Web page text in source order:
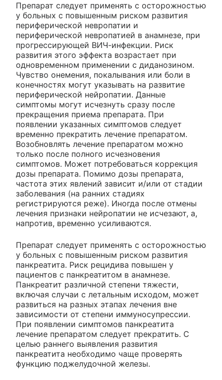
Препарат следует применять с осторожностью
у больных с повышенным риском развития
периферической невропатии и
периферической невропатией в анамнезе, при
прогрессирующей ВИЧ-инфекции. Риск
развития этого эффекта возрастает при
одновременном применении с диданозином.
Чувство онемения, покалывания или боли в
конечностях могут указывать на развитие
периферической нейропатии. Данные
симптомы могут исчезнуть сразу после
прекращения приема препарата. При
появлении указанных симптомов следует
временно прекратить лечение препаратом.
Возобновлять лечение препаратом можно
только после полного исчезновения
симптомов. Может потребоваться коррекция
дозы препарата. Помимо дозы препарата,
частота этих явлений зависит и/или от стадии
заболевания (на ранних стадиях
регистрируются реже). Иногда после отмены
лечения признаки нейропатии не исчезают, а,
напротив, временно усиливаются.
Препарат следует применять с осторожностью
у больных с повышенным риском развития
панкреатита. Риск рецидива повышен у
пациентов с панкреатитом в анамнезе.
Панкреатит различной степени тяжести,
включая случаи с летальным исходом, может
развиться на разных этапах лечения вне
зависимости от степени иммуносупрессии.
При появлении симптомов панкреатита
лечение препаратом следует прекратить. С
целью раннего выявления развития
панкреатита необходимо чаще проверять
функцию поджелудочной железы.